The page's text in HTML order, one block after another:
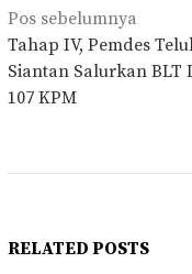
Navigasi
pos
Pos sebelumnya
Tahap IV, Pemdes
Siantan Salurkan BLT
107 KPM
RELATED POSTS